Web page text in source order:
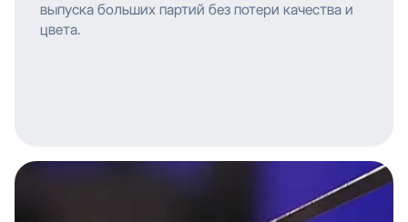
выпуска больших партий без потери качества и
цвета.